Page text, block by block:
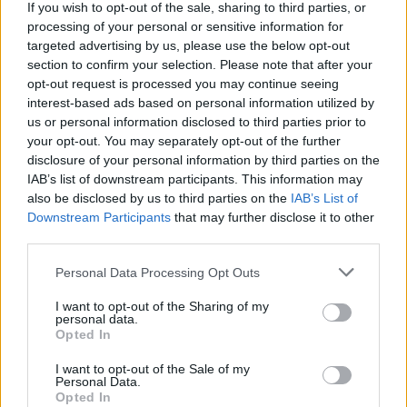
If you wish to opt-out of the sale, sharing to third parties, or
processing of your personal or sensitive information for
targeted advertising by us, please use the below opt-out
section to confirm your selection. Please note that after your
opt-out request is processed you may continue seeing
interest-based ads based on personal information utilized by
us or personal information disclosed to third parties prior to
your opt-out. You may separately opt-out of the further
disclosure of your personal information by third parties on the
IAB’s list of downstream participants. This information may
also be disclosed by us to third parties on the IAB’s List of
Downstream Participants that may further disclose it to other
Please note that this website/app uses one or more Google
not limited to your visit or usage behaviour. You may click to
grant or deny consent to Google and its third-party tags to
use your data for below specified purposes in below Google
consent section.
Personal Data Processing Opt Outs
I want to opt-out of the Sharing of my
personal data.
Opted In
I want to opt-out of the Sale of my
Personal Data.
Opted In
crucial. Podemos prever o preço do AURY tanto no curto
quanto no longo prazo, mas as expectativas precisam ser
razoáveis ​​para cada um. A longo prazo, acreditamos que o
AURY apreciará com base nos fundamentos do projeto
Aurory e no progresso que a equipe está fazendo em
relação aos objetivos e marcos do roteiro.
Usando a Análise Técnica, podemos prever qual pode ser o
preço do AURY no curto prazo e calcular nossos
outras técnicas, você pode fazer uma previsão de preço
informada sobre se o preço vai subir ou descer nos
próximos dias, semanas e meses.
O mercado de criptomoedas é extremamente volátil e